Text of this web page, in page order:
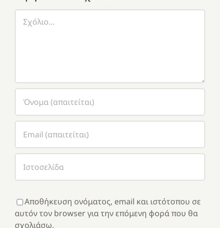
Αποθήκευση ονόματος, email και ιστότοπου σε
αυτόν τον browser για την επόμενη φορά που θα
σχολιάσω.